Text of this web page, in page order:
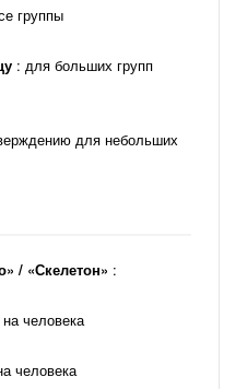
группы
: для больших групп
для небольших
/ «Скелетон» :
на человека
человека